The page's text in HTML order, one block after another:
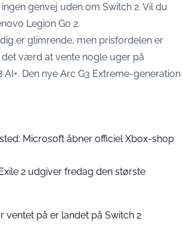
genvej uden om Switch 2. Vil du
Legion Go 2.
er glimrende, men prisfordelen er
værd at vente nogle uger på
Den nye Arc G3 Extreme-generation
Microsoft åbner officiel Xbox-shop
2 udgiver fredag den største
ventet på er landet på Switch 2